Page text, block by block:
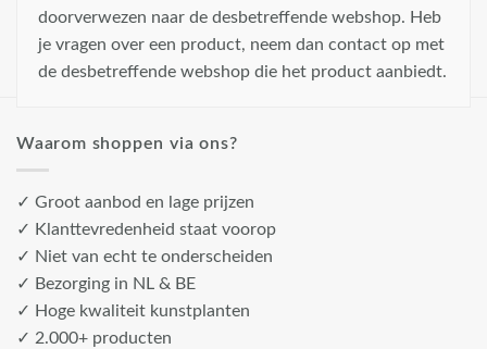
doorverwezen naar de desbetreffende webshop. Heb
je vragen over een product, neem dan contact op met
de desbetreffende webshop die het product aanbiedt.
Waarom shoppen via ons?
✓ Groot aanbod en lage prijzen
✓ Klanttevredenheid staat voorop
✓ Niet van echt te onderscheiden
✓ Bezorging in NL & BE
✓ Hoge kwaliteit kunstplanten
✓ 2.000+ producten